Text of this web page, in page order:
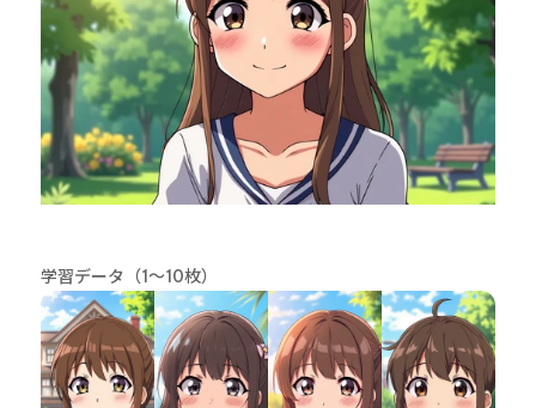
学習データ（1〜10枚）